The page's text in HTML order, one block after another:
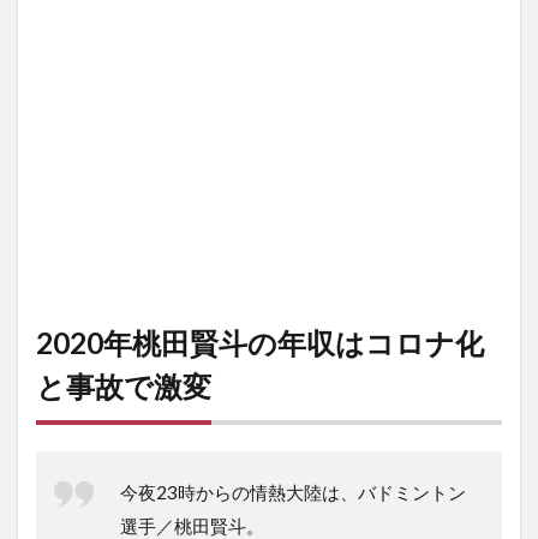
2020年桃田賢斗の年収はコロナ化
と事故で激変
今夜23時からの情熱大陸は、バドミントン
選手／桃田賢斗。